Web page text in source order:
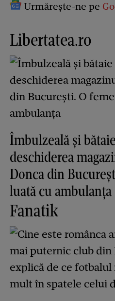
Urmărește-ne pe
Libertatea.ro
Îmbulzeală și
deschiderea
Donca din
luată cu ambulanța
Fanatik